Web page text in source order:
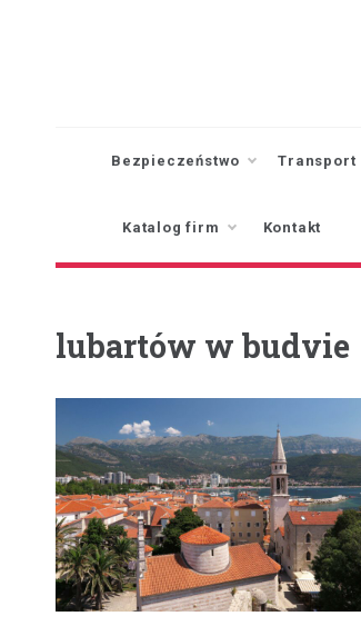
Bezpieczeństwo Transport
Katalog firm Kontakt
lubartów w budvie